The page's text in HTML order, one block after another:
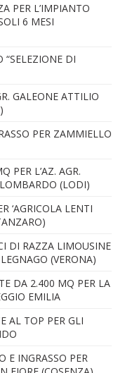
PER L’IMPIANTO
6 MESI
“SELEZIONE DI
GALEONE ATTILIO
PER ZAMMIELLO
PER L’AZ. AGR.
(LODI)
‘AGRICOLA LENTI
DI RAZZA LIMOUSINE
(VERONA)
DA 2.400 MQ PER LA
EMILIA
AL TOP PER GLI
E INGRASSO PER